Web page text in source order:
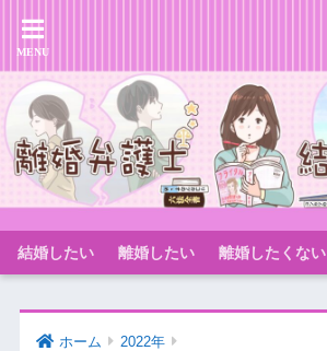
結婚したい 離婚したい 離婚したくない
ホーム 2022年